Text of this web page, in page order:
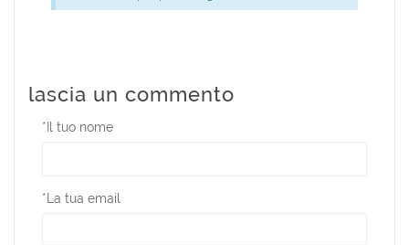
lascia un commento
* Il tuo nome
* La tua email